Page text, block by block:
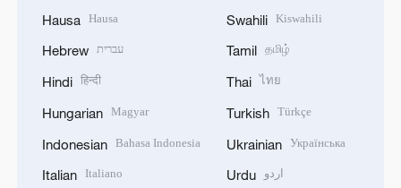
Hausa Hausa
Hebrew עברית
Hindi हिन्दी
Hungarian Magyar
Indonesian Bahasa Indonesia
Italian Italiano
Swahili Kiswahili
Tamil தமிழ்
Thai ไทย
Turkish Türkçe
Ukrainian Українська
Urdu اردو